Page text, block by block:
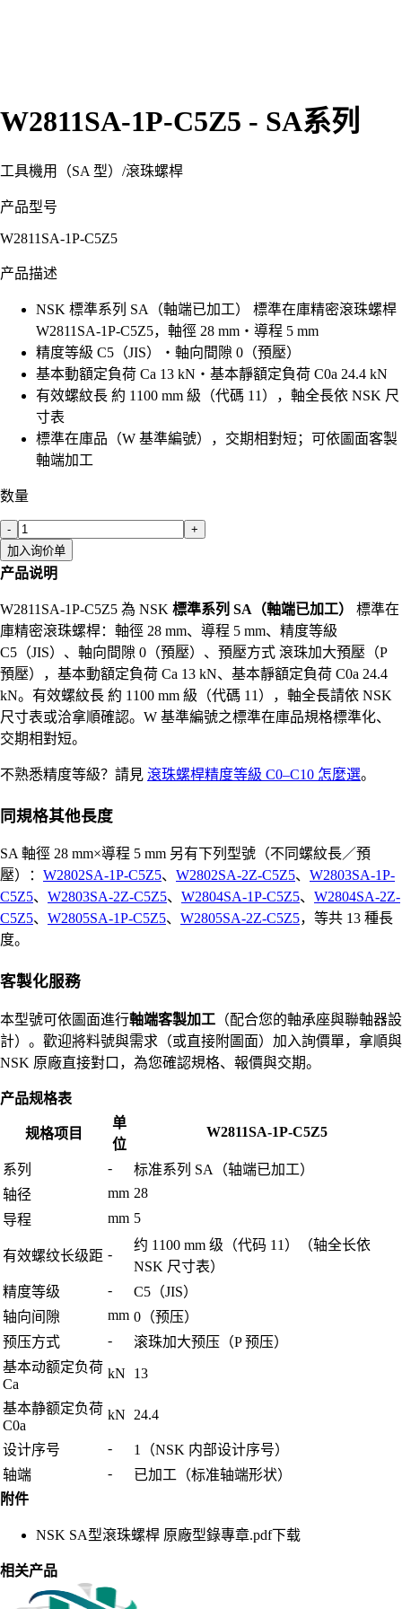
W2811SA-1P-C5Z5 - SA系列
工具機用（SA 型） /滾珠螺桿
产品型号
W2811SA-1P-C5Z5
产品描述
NSK 標準系列 SA（軸端已加工） 標準在庫精密滾珠螺桿
W2811SA-1P-C5Z5，軸徑 28 mm・導程 5 mm
精度等級 C5（JIS）・軸向間隙 0（預壓）
基本動額定負荷 Ca 13 kN・基本靜額定負荷 C0a 24.4 kN
有效螺紋長 約 1100 mm 級（代碼 11），軸全長依 NSK 尺
寸表
標準在庫品（W 基準編號），交期相對短；可依圖面客製
軸端加工
数量
-
+
加入询价单
产品说明
W2811SA-1P-C5Z5 為 NSK 標準系列 SA（軸端已加工）
標準在
庫精密滾珠螺桿：軸徑 28 mm、導程 5 mm、精度等級
C5（JIS）、軸向間隙 0（預壓）、預壓方式 滾珠加大預壓（P
預壓），基本動額定負荷 Ca 13 kN、基本靜額定負荷 C0a 24.4
kN。有效螺紋長 約 1100 mm 級（代碼 11），軸全長請依 NSK
尺寸表或洽拿順確認。W 基準編號之標準在庫品規格標準化、
交期相對短。
不熟悉精度等級？請見 滾珠螺桿精度等級 C0–C10 怎麼選。
同規格其他長度
SA 軸徑 28 mm×導程 5 mm 另有下列型號（不同螺紋長／預
壓）： W2802SA-1P-C5Z5、 W2802SA-2Z-C5Z5、 W2803SA-1P-
C5Z5、 W2803SA-2Z-C5Z5、 W2804SA-1P-C5Z5、 W2804SA-2Z-
C5Z5、 W2805SA-1P-C5Z5、 W2805SA-2Z-C5Z5，等共 13 種長
度。
客製化服務
本型號可依圖面進行軸端客製加工 （配合您的軸承座與聯軸器設
計）。歡迎將料號與需求（或直接附圖面）加入詢價單，拿順與
NSK 原廠直接對口，為您確認規格、報價與交期。
产品规格表
规格项目
单
位
W2811SA-1P-C5Z5
系列 -
标准系列 SA（轴端已加工）
轴径
mm 28
导程
mm 5
有效螺纹长级距 -
约 1100 mm 级（代码 11）（轴全长依
NSK 尺寸表）
精度等级
-
C5（JIS）
轴向间隙
mm 0（预压）
预压方式
-
滚珠加大预压（P 预压）
基本动额定负荷
Ca
kN 13
基本静额定负荷
C0a
kN 24.4
设计序号 -
1（NSK 内部设计序号）
轴端
-
已加工（标准轴端形状）
附件
NSK SA型滾珠螺桿 原廠型錄專章.pdf下载
相关产品